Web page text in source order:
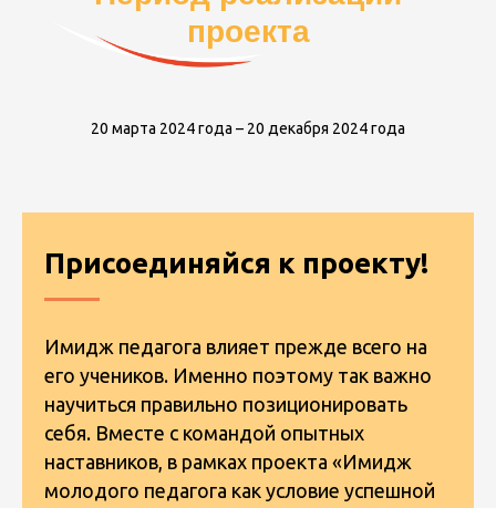
проекта
20 марта 2024 года – 20 декабря 2024 года
Присоединяйся к проекту!
Имидж педагога влияет прежде всего на
его учеников. Именно поэтому так важно
научиться правильно позиционировать
себя. Вместе с командой опытных
наставников, в рамках проекта «Имидж
молодого педагога как условие успешной